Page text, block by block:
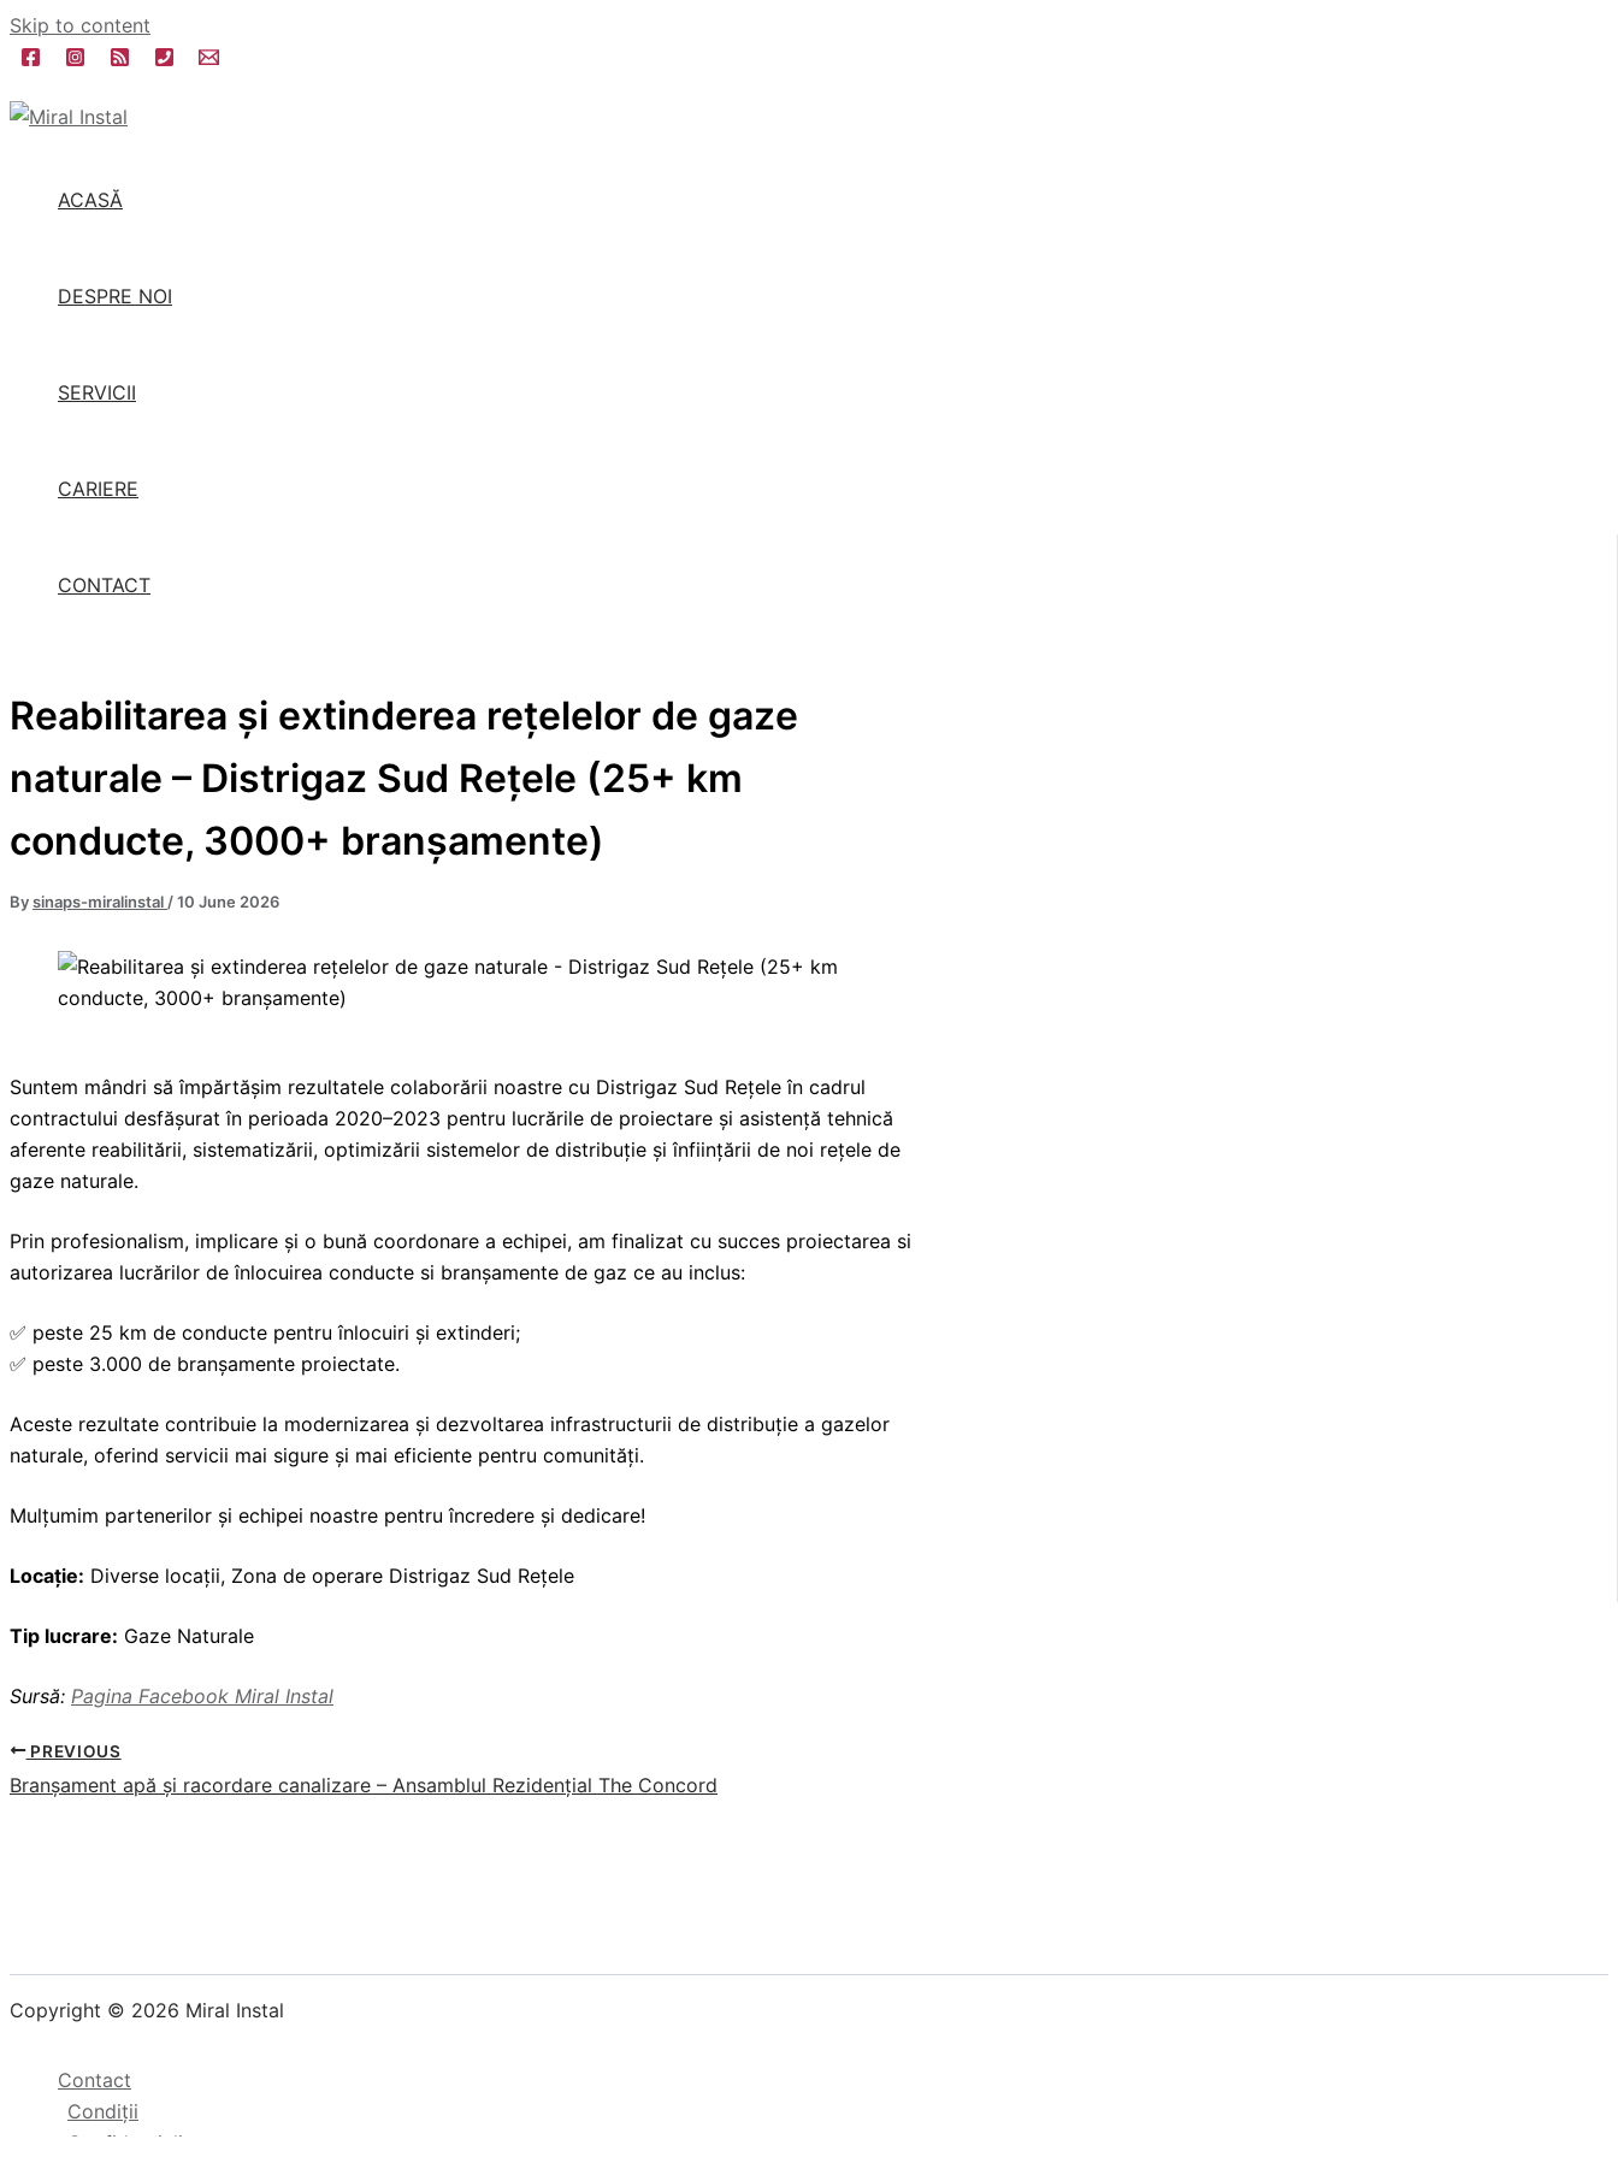
Skip to content
ACASĂ
DESPRE NOI
SERVICII
CARIERE
CONTACT
Reabilitarea și extinderea rețelelor de gaze
naturale – Distrigaz Sud Rețele (25+ km
conducte, 3000+ branșamente)
Bysinaps-miralinstal /10 June 2026
Suntem mândri să împărtășim rezultatele colaborării noastre cu Distrigaz Sud Rețele în cadrul
contractului desfășurat în perioada 2020–2023 pentru lucrările de proiectare și asistență tehnică
aferente reabilitării, sistematizării, optimizării sistemelor de distribuție și înființării de noi rețele de
gaze naturale.
Prin profesionalism, implicare și o bună coordonare a echipei, am finalizat cu succes proiectarea si
autorizarea lucrărilor de înlocuirea conducte si branșamente de gaz ce au inclus:
✅ peste 25 km de conducte pentru înlocuiri și extinderi;
✅ peste 3.000 de branșamente proiectate.
Aceste rezultate contribuie la modernizarea și dezvoltarea infrastructurii de distribuție a gazelor
naturale, oferind servicii mai sigure și mai eficiente pentru comunități.
Mulțumim partenerilor și echipei noastre pentru încredere și dedicare!
Locație: Diverse locații, Zona de operare Distrigaz Sud Rețele
Tip lucrare: Gaze Naturale
Sursă: Pagina Facebook Miral Instal
PREVIOUS
Branșament apă și racordare canalizare – Ansamblul Rezidențial The Concord
Copyright © 2026 Miral Instal
Contact
Condiții
Confidențialitate